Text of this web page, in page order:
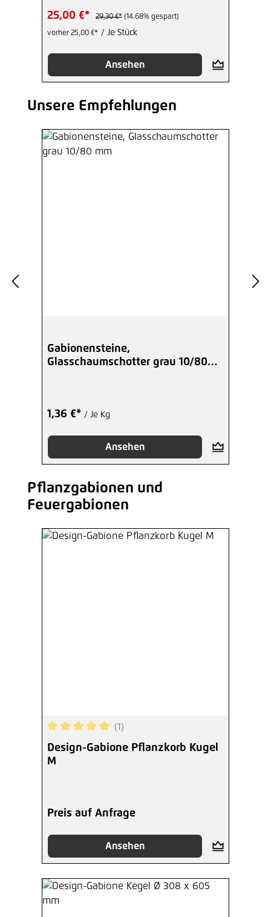
25,00 €* 29,30 €* (14.68% gespart)
vorher 25,00 €* / Je Stück
Ansehen
Produktgalerie überspringen
Unsere Empfehlungen
Gabionensteine,
Glasschaumschotter grau 10/80
1,36 €* / Je Kg
Ansehen
Produktgalerie überspringen
Pflanzgabionen und
Feuergabionen
Durchschnittliche Bewertung von 5 von 5
(1)
Design-Gabione Pflanzkorb Kugel
M
Preis auf Anfrage
Ansehen